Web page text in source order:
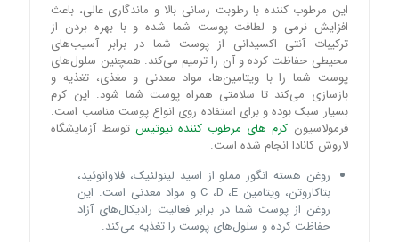
این مرطوب کننده با رطوبت رسانی بالا و ماندگاری عالی، باعث
افزایش نرمی و لطافت پوست شما شده و با بهره بردن از
ترکیبات آنتی اکسیدانی از پوست شما در برابر آسیب‌های
محیطی حفاظت کرده و آن را ترمیم می‌کند. همچنین سلول‌های
پوست شما را با ویتامین‌ها، مواد معدنی و مغذی، تغذیه و
بازسازی می‌کند تا سلامتی همراه پوست شما شود. این کرم
بسیار سبک بوده و برای استفاده روی انواع پوست مناسب است.
فرمولاسیون کرم‌ های مرطوب کننده نیوتیس توسط آزمایشگاه‌
لاروش کانادا انجام شده است.
روغن هسته انگور مملو از اسید لینولئیک، فلاوانوئید،
بتاکاروتن، ویتامین C ،D ،E و مواد معدنی است. این
روغن از پوست شما در برابر فعالیت رادیکال‌های آزاد
حفاظت کرده و سلول‌های پوست را تغذیه می‌کند.